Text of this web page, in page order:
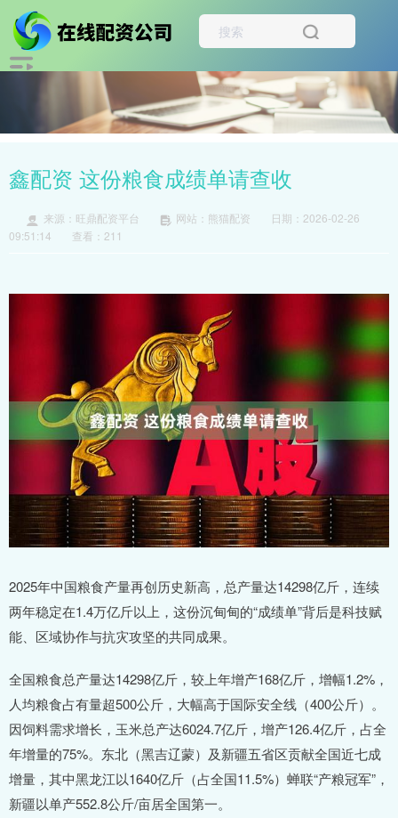
鑫配资 这份粮食成绩单请查收
来源：旺鼎配资平台 网站：熊猫配资
日期：2026-02-26
09:51:14
查看：211
2025年中国粮食产量再创历史新高，总产量达14298亿斤，连续
两年稳定在1.4万亿斤以上，这份沉甸甸的“成绩单”背后是科技赋
能、区域协作与抗灾攻坚的共同成果。
全国粮食总产量达14298亿斤，较上年增产168亿斤，增幅1.2%，
人均粮食占有量超500公斤，大幅高于国际安全线（400公斤）。
因饲料需求增长，玉米总产达6024.7亿斤，增产126.4亿斤，占全
年增量的75%。东北（黑吉辽蒙）及新疆五省区贡献全国近七成
增量，其中黑龙江以1640亿斤（占全国11.5%）蝉联“产粮冠军”，
新疆以单产552.8公斤/亩居全国第一。